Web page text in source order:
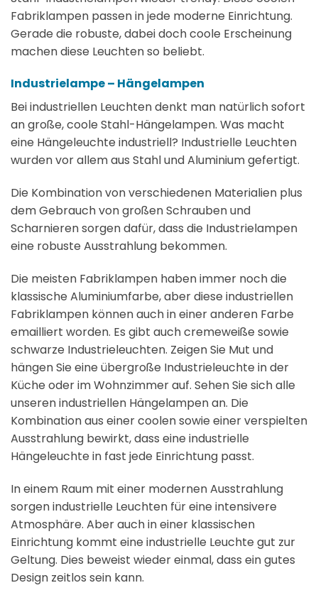
Fabriklampen passen in jede moderne Einrichtung.
Gerade die robuste, dabei doch coole Erscheinung
machen diese Leuchten so beliebt.
Industrielampe – Hängelampen
Bei industriellen Leuchten denkt man natürlich sofort
an große, coole Stahl-Hängelampen. Was macht
eine Hängeleuchte industriell? Industrielle Leuchten
wurden vor allem aus Stahl und Aluminium gefertigt.
Die Kombination von verschiedenen Materialien plus
dem Gebrauch von großen Schrauben und
Scharnieren sorgen dafür, dass die Industrielampen
eine robuste Ausstrahlung bekommen.
Die meisten Fabriklampen haben immer noch die
klassische Aluminiumfarbe, aber diese industriellen
Fabriklampen können auch in einer anderen Farbe
emailliert worden. Es gibt auch cremeweiße sowie
schwarze Industrieleuchten. Zeigen Sie Mut und
hängen Sie eine übergroße Industrieleuchte in der
Küche oder im Wohnzimmer auf. Sehen Sie sich alle
unseren industriellen Hängelampen an. Die
Kombination aus einer coolen sowie einer verspielten
Ausstrahlung bewirkt, dass eine industrielle
Hängeleuchte in fast jede Einrichtung passt.
In einem Raum mit einer modernen Ausstrahlung
sorgen industrielle Leuchten für eine intensivere
Atmosphäre. Aber auch in einer klassischen
Einrichtung kommt eine industrielle Leuchte gut zur
Geltung. Dies beweist wieder einmal, dass ein gutes
Design zeitlos sein kann.